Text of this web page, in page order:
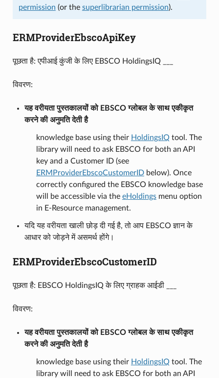
permission (or the superlibrarian permission).
ERMProviderEbscoApiKey
पूछता है: एपीआई कुंजी के लिए EBSCO HoldingsIQ ___
विवरण:
यह वरीयता पुस्तकालयों को EBSCO ग्लोबल के साथ एकीकृत
करने की अनुमति देती है
knowledge base using their HoldingsIQ tool. The
library will need to ask EBSCO for both an API
key and a Customer ID (see
ERMProviderEbscoCustomerIDbelow). Once
correctly configured the EBSCO knowledge base
will be accessible via the eHoldingsmenu option
in E-Resource management.
यदि यह वरीयता खाली छोड़ दी गई है, तो आप EBSCO ज्ञान के
आधार को जोड़ने में असमर्थ होंगे।
ERMProviderEbscoCustomerID
पूछता है: EBSCO HoldingsIQ के लिए ग्राहक आईडी ___
विवरण:
यह वरीयता पुस्तकालयों को EBSCO ग्लोबल के साथ एकीकृत
करने की अनुमति देती है
knowledge base using their HoldingsIQ tool. The
library will need to ask EBSCO for both an API